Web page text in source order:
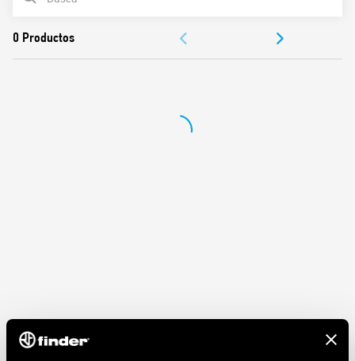
APROBACIONES